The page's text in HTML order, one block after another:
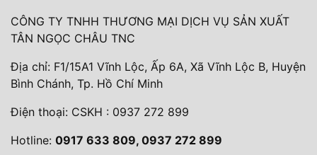
CÔNG TY TNHH THƯƠNG MẠI DỊCH VỤ SẢN XUẤT
TÂN NGỌC CHÂU TNC
Địa chỉ: F1/15A1 Vĩnh Lộc, Ấp 6A, Xã Vĩnh Lộc B, Huyện
Bình Chánh, Tp. Hồ Chí Minh
Điện thoại: CSKH : 0937 272 899
Hotline: 0917 633 809, 0937 272 899